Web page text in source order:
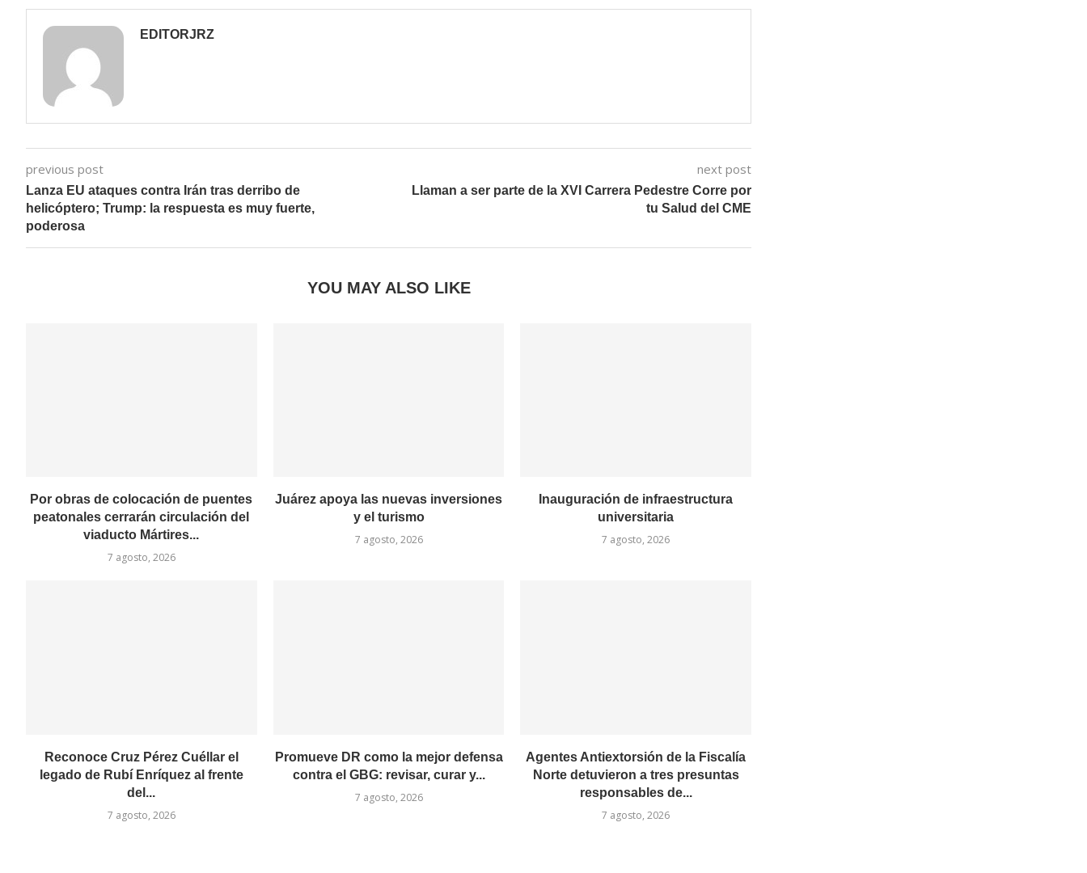
EDITORJRZ
previous post
Lanza EU ataques contra Irán tras derribo de
helicóptero; Trump: la respuesta es muy fuerte,
poderosa
next post
Llaman a ser parte de la XVI Carrera Pedestre Corre por
tu Salud del CME
YOU MAY ALSO LIKE
Por obras de colocación de puentes
peatonales cerrarán circulación del
viaducto Mártires...
7 agosto, 2026
Juárez apoya las nuevas inversiones
y el turismo
7 agosto, 2026
Inauguración de infraestructura
universitaria
7 agosto, 2026
Reconoce Cruz Pérez Cuéllar el
legado de Rubí Enríquez al frente
del...
7 agosto, 2026
Promueve DR como la mejor defensa
contra el GBG: revisar, curar y...
7 agosto, 2026
Agentes Antiextorsión de la Fiscalía
Norte detuvieron a tres presuntas
responsables de...
7 agosto, 2026